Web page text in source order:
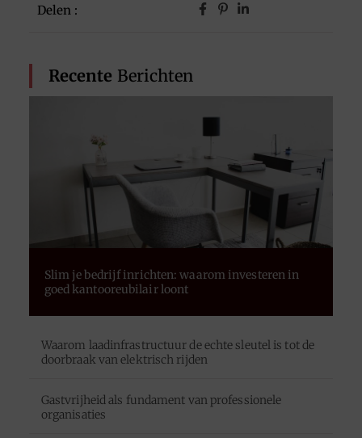
Delen :
Recente Berichten
Slim je bedrijf inrichten: waarom investeren in
goed kantooreubilair loont
Waarom laadinfrastructuur de echte sleutel is tot de
doorbraak van elektrisch rijden
Gastvrijheid als fundament van professionele
organisaties